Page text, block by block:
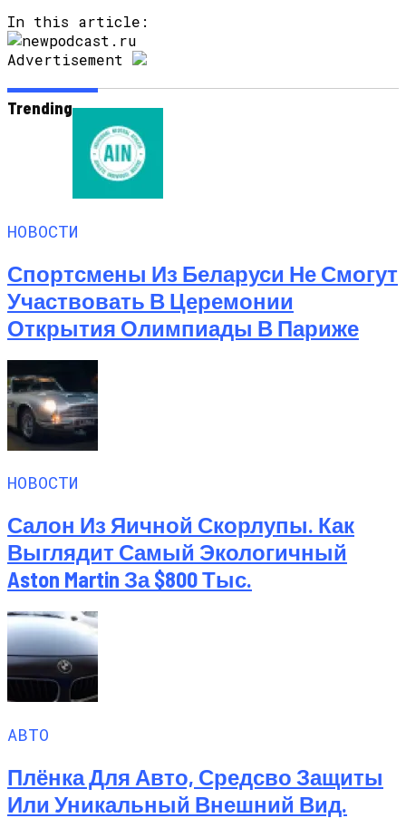
In this article:
Advertisement
Trending
НОВОСТИ
Спортсмены Из Беларуси Не Смогут
Участвовать В Церемонии
Открытия Олимпиады В Париже
НОВОСТИ
Салон Из Яичной Скорлупы. Как
Выглядит Самый Экологичный
Aston Martin За $800 Тыс.
АВТО
Плёнка Для Авто, Средсво Защиты
Или Уникальный Внешний Вид.